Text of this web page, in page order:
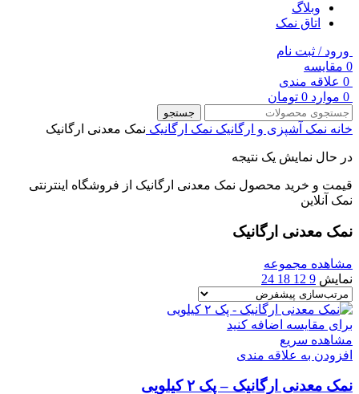
وبلاگ
اتاق نمک
ورود / ثبت نام
0 مقایسه
0 علاقه مندی
0 موارد 0 تومان
جستجو
خانه نمک آشپزی و ارگانیک نمک ارگانیک نمک معدنی ارگانیک
در حال نمایش یک نتیجه
قیمت و خرید محصول نمک معدنی ارگانیک از فروشگاه اینترنتی
نمک آنلاین
نمک معدنی ارگانیک
مشاهده مجموعه
نمایش 9
12
18
24
برای مقایسه اضافه کنید
مشاهده سریع
افزودن به علاقه مندی
نمک معدنی ارگانیک – پک ۲ کیلویی